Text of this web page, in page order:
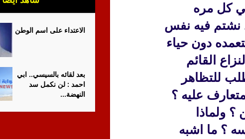
الاعتداء على اسم الوطن
بعد لقائه بالسيسي.. ابي
احمد : لن نكمل سد
النهضة...
في كل مره
نشتم فيه نفس
دون حياء
القائم
للتظاهر
عليه ؟
ولماذا
؟ ما اشبه